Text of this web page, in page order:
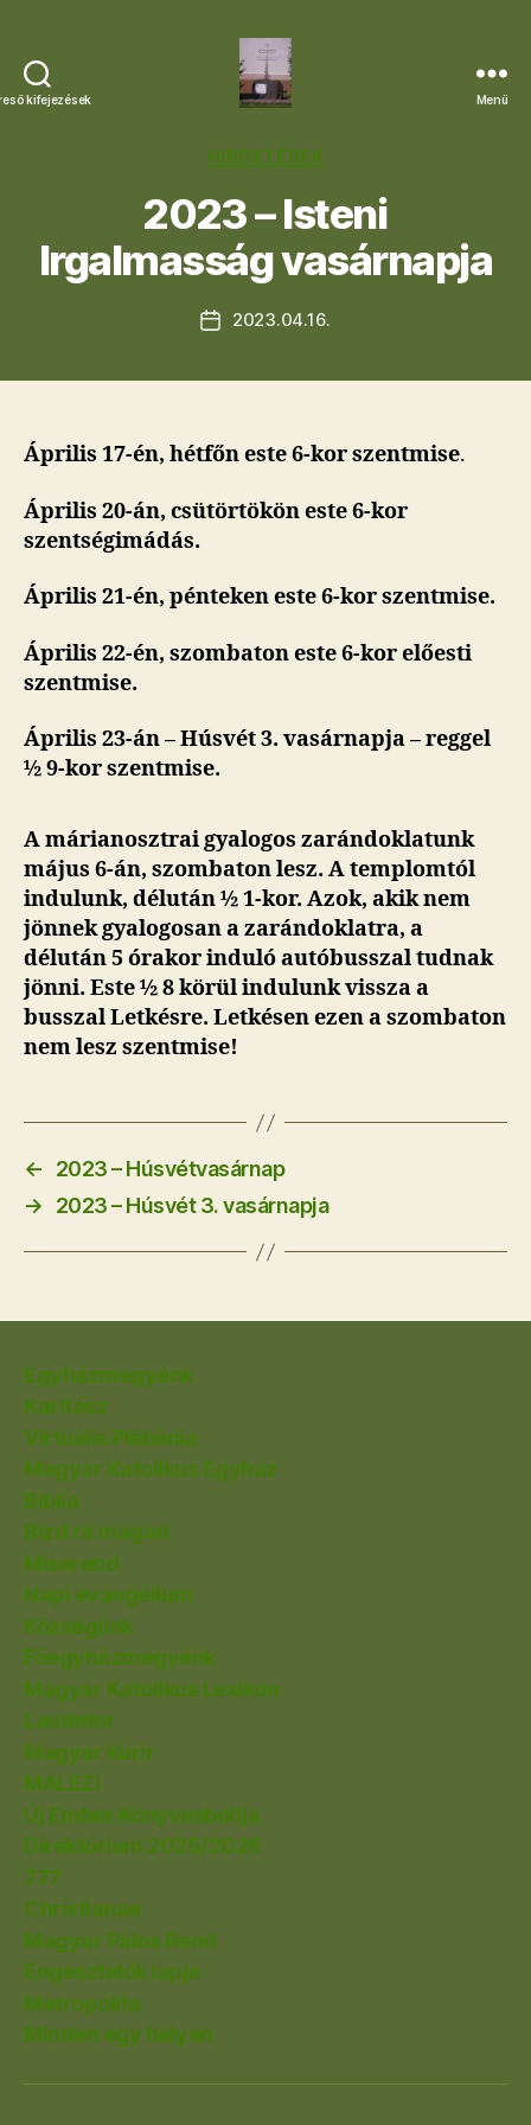
kifejezések
Egyházközség
Menü
Kategóriák
HIRDETÉSEK
2023 – Isteni
Irgalmasság vasárnapja
Bejegyzés
2023.04.16.
Április 17-én, hétfőn este 6-kor szentmise.
Április 20-án, csütörtökön este 6-kor
szentségimádás.
Április 21-én, pénteken este 6-kor szentmise.
Április 22-én, szombaton este 6-kor előesti
szentmise.
Április 23-án – Húsvét 3. vasárnapja – reggel
½ 9-kor szentmise.
A márianosztrai gyalogos zarándoklatunk
május 6-án, szombaton lesz. A templomtól
indulunk, délután ½ 1-kor. Azok, akik nem
jönnek gyalogosan a zarándoklatra, a
délután 5 órakor induló autóbusszal tudnak
jönni. Este ½ 8 körül indulunk vissza a
busszal Letkésre. Letkésen ezen a szombaton
nem lesz szentmise!
←
2023 – Húsvétvasárnap
→
2023 – Húsvét 3. vasárnapja
Egyházmegyénk
Karitász
Virtuális Plébánia
Magyar Katolikus Egyház
Biblia
Bízd rá magad
Miserend
Napi evangélium
Községünk
Főegyházmegyénk
Magyar Katolikus Lexikon
Laudetur
Magyar Kurír
MALEZI
Új Ember Könyvesboltja
Direktórium 2025/2026
777
Christianae
Magyar Pálos Rend
Engesztelők lapja
Metropolita
Minden egy helyen